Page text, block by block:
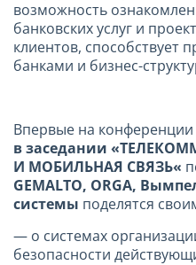
возможность
банковских услуг и
клиентов, способствует
банками и бизнес-
Впервые на конференции
в заседании «
И МОБИЛЬНАЯ СВЯЗЬ«
GEMALTO, ORGA,
системы поделятся
— о системах
безопасности